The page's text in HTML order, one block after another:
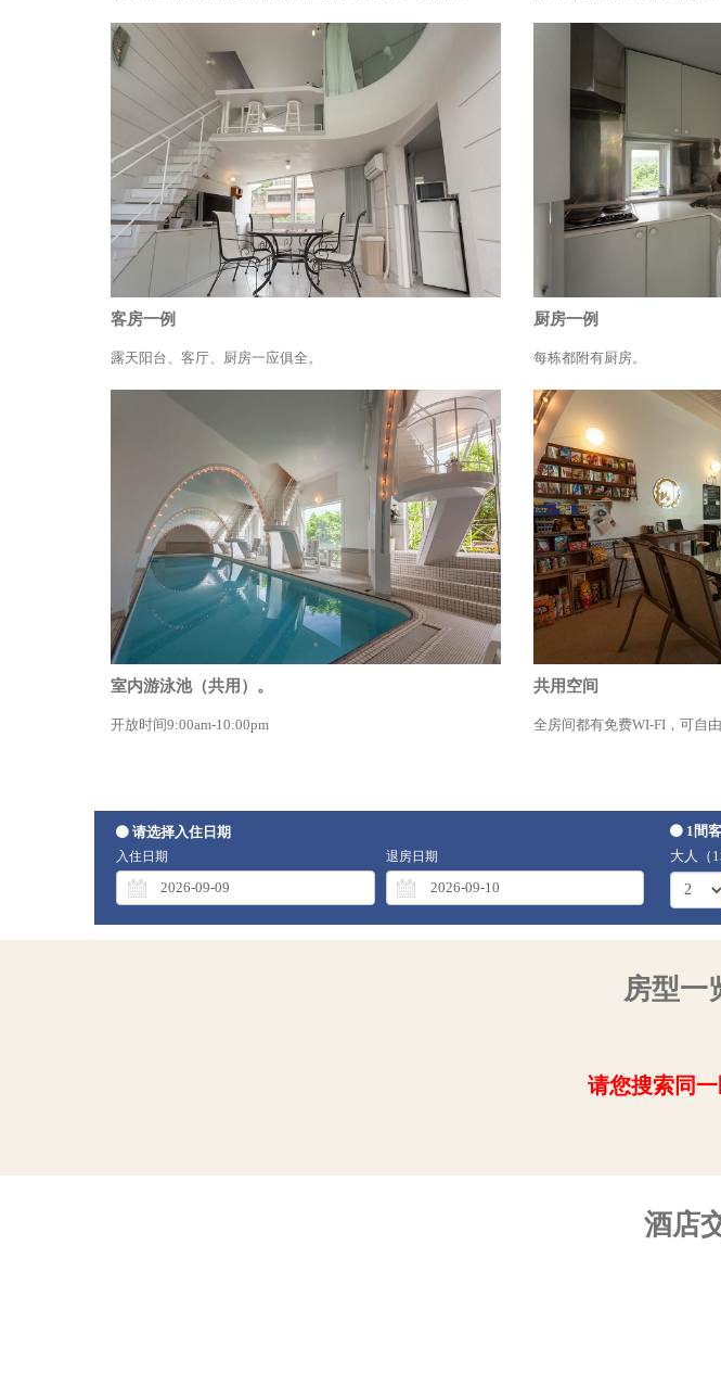
客房一例
露天阳台、客厅、厨房一应俱全。
厨房一例
每栋都附有厨房。
室内游泳池（共用）。
开放时间9:00am-10:00pm
共用空间
全房间都有免费WI-FI，可自由
请选择入住日期
入住日期 退房日期
1間
大人（
房型一
请您搜索同
酒店